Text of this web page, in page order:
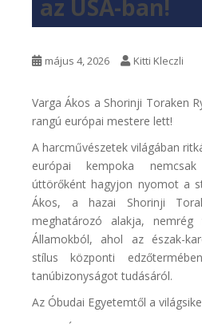
az USA-ban!
május 4, 2026 Kitti Kleczli
Varga Ákos a Shorinji Toraken
rangú európai mestere lett!
A harcművészetek világában
európai kempoka
úttörőként hagyjon nyomot a
Ákos, a hazai Shorinji
meghatározó alakja,
Államokból, ahol az észak-
stílus központi
tanúbizonyságot tudásáról.
Az Óbudai Egyetemtől a